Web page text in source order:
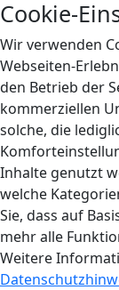
Cookie-
Wir verwenden
Webseiten-
den Betrieb der
kommerziellen
solche, die
Inhalte genutzt
welche
Sie, dass auf
mehr alle
Weitere